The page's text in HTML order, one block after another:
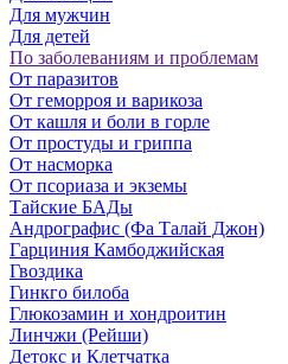
Для мужчин
Для детей
По заболеваниям и проблемам
От паразитов
Oт геморроя и варикоза
От кашля и боли в горле
От простуды и гриппа
От насморка
Oт псориаза и экземы
Тайские БАДы
Андрографис (Фа Талай Джон)
Гарциния Камбоджийская
Гвоздика
Гинкго билоба
Глюкозамин и хондроитин
Линчжи (Рейши)
Детокс и Клетчатка